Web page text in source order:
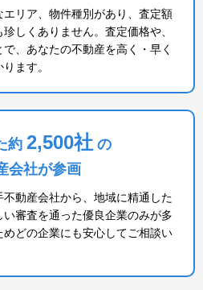
リア、物件種別があり、査定額
しくありません。査定価格や、
、あなたの不動産を高く・早く
ます。
約 2,500社 の
会社が参画
不動産会社から、地域に精通した
審査を通った優良企業のみが多
どの企業にも安心してご相談い